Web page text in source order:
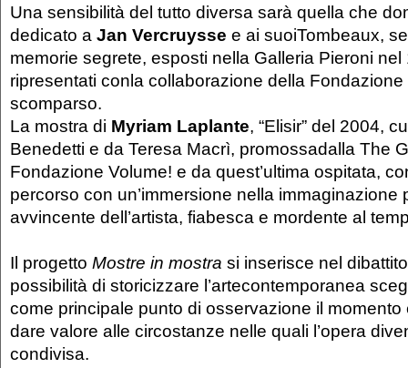
Una sensibilità del tutto diversa sarà quella che
dedicato a Jan Vercruysse e ai suoiTombeaux,
memorie segrete, esposti nella Galleria Pieroni
ripresentati conla collaborazione della Fondazione
scomparso.
La mostra di Myriam Laplante, “Elisir” del 2004,
Benedetti e da Teresa Macrì, promossadalla The
Fondazione Volume! e da quest’ultima ospitata,
percorso con un’immersione nella immaginazione
avvincente dell’artista, fiabesca e mordente al
Il progetto Mostre in mostra si inserisce nel
possibilità di storicizzare l’artecontemporanea
come principale punto di osservazione il
dare valore alle circostanze nelle quali l’opera
condivisa.